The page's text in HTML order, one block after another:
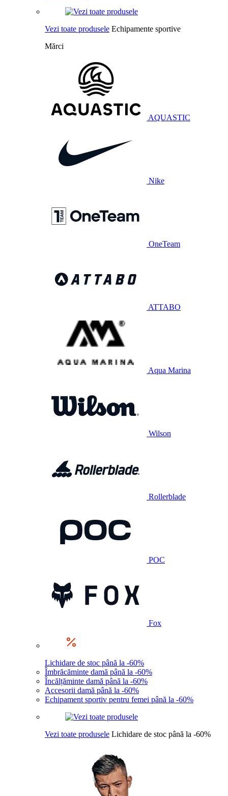
Vezi toate produsele Echipamente sportive
Mărci
AQUASTIC
Nike
OneTeam
ATTABO
Aqua Marina
Wilson
Rollerblade
POC
Fox
Lichidare de stoc până la -60%
Îmbrăcăminte damă până la -60%
Încălțăminte damă până la -60%
Accesorii damă până la -60%
Echipament sportiv pentru femei până la -60%
Vezi toate produsele Lichidare de stoc până la -60%